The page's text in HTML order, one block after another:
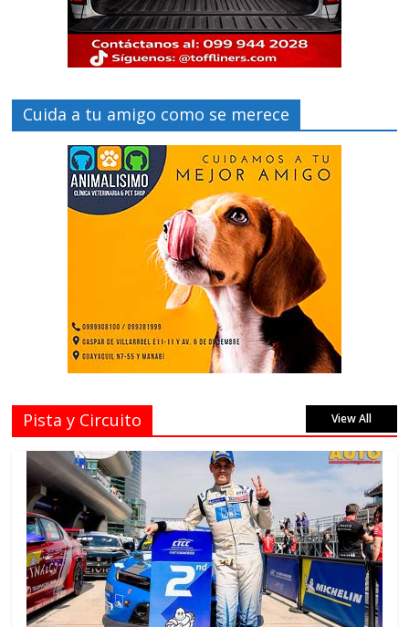
Cuida a tu amigo como se merece
Pista y Circuito View All